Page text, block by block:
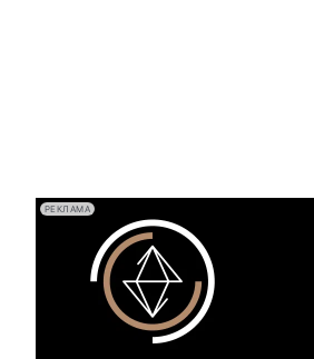
РЕКЛАМА